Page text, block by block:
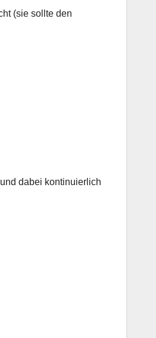
(sie sollte den
dabei kontinuierlich